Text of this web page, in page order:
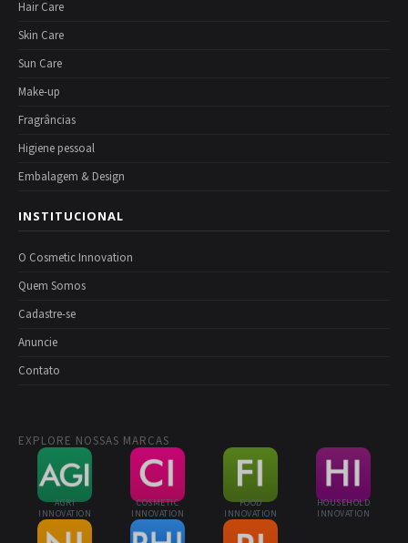
Hair Care
Skin Care
Sun Care
Make-up
Fragrâncias
Higiene pessoal
Embalagem & Design
INSTITUCIONAL
O Cosmetic Innovation
Quem Somos
Cadastre-se
Anuncie
Contato
EXPLORE NOSSAS MARCAS
AGRI
INNOVATION
COSMETIC
INNOVATION
FOOD
INNOVATION
HOUSEHOLD
INNOVATION